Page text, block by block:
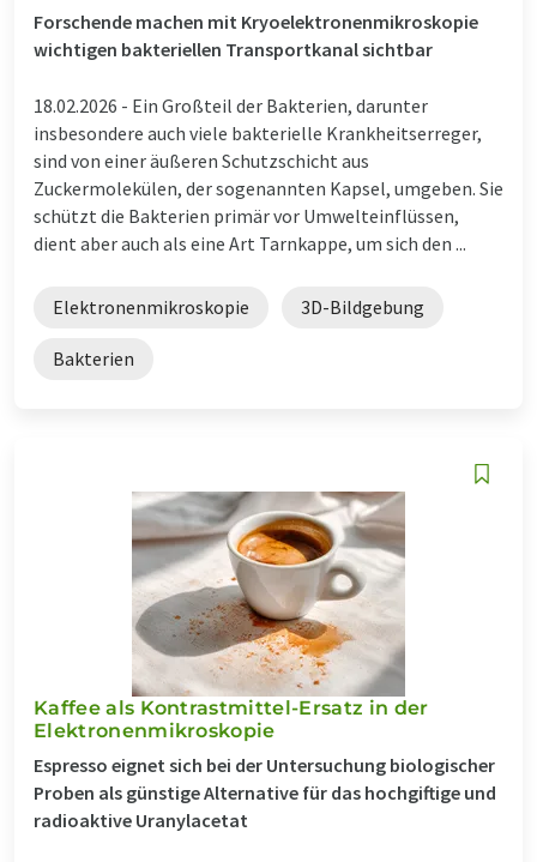
Forschende machen mit Kryoelektronenmikroskopie
wichtigen bakteriellen Transportkanal sichtbar
18.02.2026 - Ein Großteil der Bakterien, darunter
insbesondere auch viele bakterielle Krankheitserreger,
sind von einer äußeren Schutzschicht aus
Zuckermolekülen, der sogenannten Kapsel, umgeben. Sie
schützt die Bakterien primär vor Umwelteinflüssen,
dient aber auch als eine Art Tarnkappe, um sich den ...
Elektronenmikroskopie 3D-Bildgebung
Bakterien
Kaffee als Kontrastmittel-Ersatz in der
Elektronenmikroskopie
Espresso eignet sich bei der Untersuchung biologischer
Proben als günstige Alternative für das hochgiftige und
radioaktive Uranylacetat